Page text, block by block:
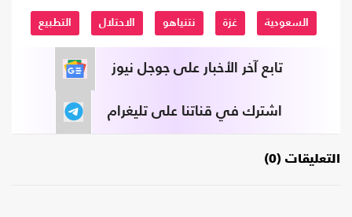
السعودية غزة نتنياهو الاحتلال التطبيع
تابع آخر الأخبار على جوجل نيوز
اشترك في قناتنا على تليغرام
التعليقات (0)